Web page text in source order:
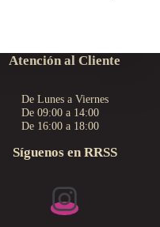
Atención al Cliente
De Lunes a Viernes
De 09:00 a 14:00
De 16:00 a 18:00
Síguenos en RRSS